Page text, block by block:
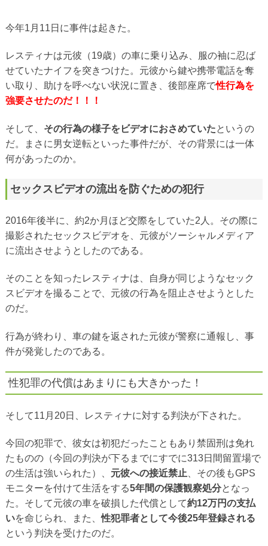
今年1月11日に事件は起きた。
レスティナは元彼（19歳）の車に乗り込み、服の袖に忍ば
せていたナイフを突きつけた。元彼から鍵や携帯電話を奪
い取り、助けを呼べない状況に置き、後部座席で性行為を
強要させたのだ！！！
そして、 その行為の様子をビデオにおさめていたというの
だ。まさに男女逆転といった事件だが、その背景には一体
何があったのか。
セックスビデオの流出を防ぐための犯行
2016年後半に、約2か月ほど交際をしていた2人。その際に
撮影されたセックスビデオを、元彼がソーシャルメディア
に流出させようとしたのである。
そのことを知ったレスティナは、自身が同じようなセック
スビデオを撮ることで、元彼の行為を阻止させようとした
のだ。
行為が終わり、車の鍵を返された元彼が警察に通報し、事
件が発覚したのである。
性犯罪の代償はあまりにも大きかった！
そして11月20日、レスティナに対する判決が下された。
今回の犯罪で、彼女は初犯だったこともあり禁固刑は免れ
たものの（今回の判決が下るまでにすでに313日間留置場で
の生活は強いられた）、 元彼への接近禁止 、その後もGPS
モニターを付けて生活をする5年間の保護観察処分となっ
た。そして元彼の車を破損した代償として約12万円の支払
いを命じられ、また、性犯罪者として今後25年登録される
という判決を受けたのだ。